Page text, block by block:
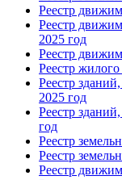
Реестр
Реестр
2025 год
Реестр
Реестр
Реестр
2025 год
Реестр
год
Реестр
Реестр
Реестр